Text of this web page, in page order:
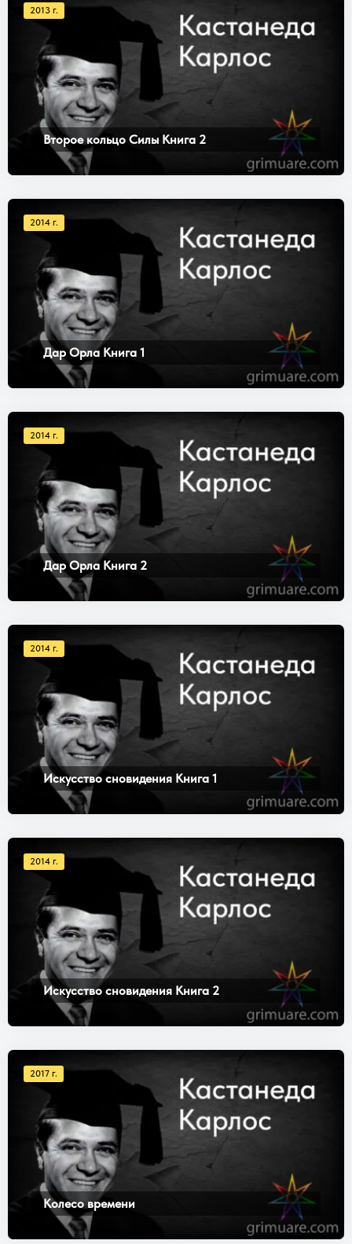
2013 г.
Второе кольцо Силы Книга 2
2014 г.
Дар Орла Книга 1
2014 г.
Дар Орла Книга 2
2014 г.
Искусство сновидения Книга 1
2014 г.
Искусство сновидения Книга 2
2017 г.
Колесо времени